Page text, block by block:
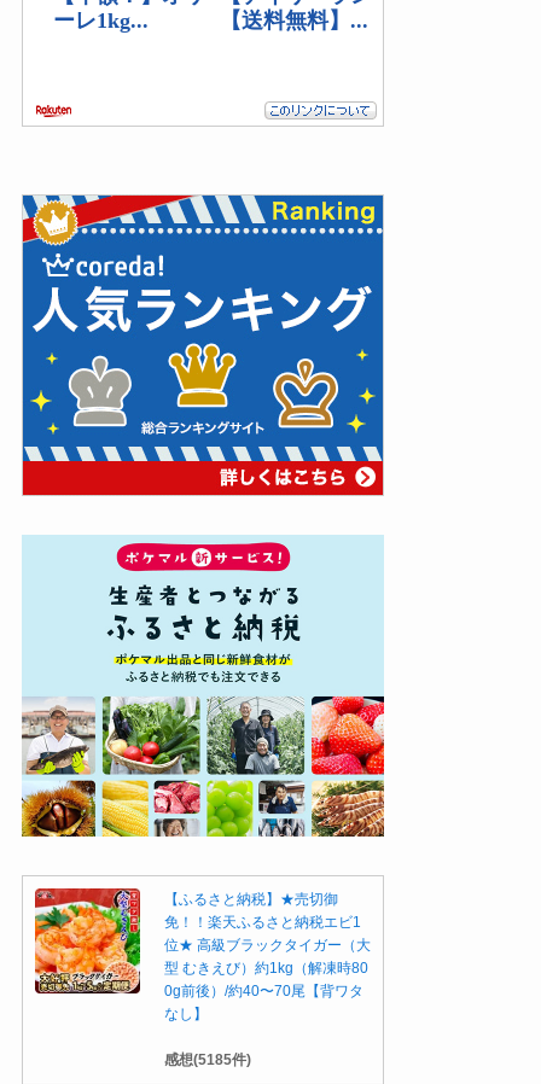
【ふるさと納税】★売切御
免！！楽天ふるさと納税エビ1
位★ 高級ブラックタイガー（大
型 むきえび）約1kg（解凍時80
0g前後）/約40〜70尾【背ワタ
なし】
感想(5185件)